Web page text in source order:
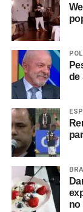
de
no